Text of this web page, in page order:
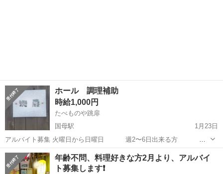
ホール 調理補助
時給1,000円
たべものや跳扉
国母駅
1月23日
アルバイト募集 火曜日から日曜日 週2〜6日出来る方 年
齢 18歳〜60歳 初心者大歓迎です
山梨 甲府市 国母駅 居酒屋 60歳
年齢不問、料理好きな方2月より、アルバイ
ト募集します❗️